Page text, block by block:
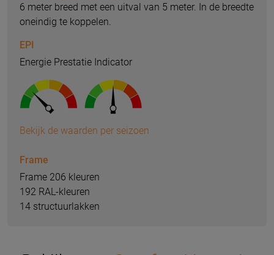
6 meter breed met een uitval van 5 meter. In de breedte
oneindig te koppelen.
EPI
Energie Prestatie Indicator
Bekijk de waarden per seizoen
Frame
Frame 206 kleuren
192 RAL-kleuren
14 structuurlakken